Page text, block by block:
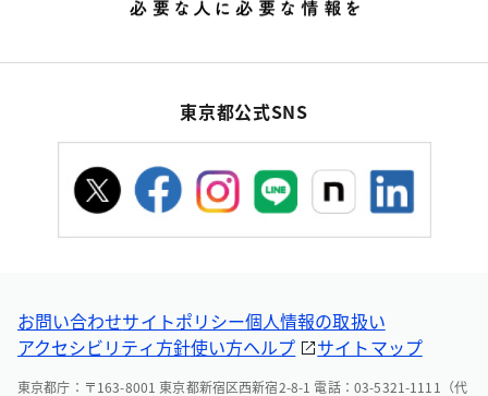
東京都公式SNS
お問い合わせサイトポリシー個人情報の取扱い
アクセシビリティ方針使い方ヘルプ サイトマップ
東京都庁：〒163-8001 東京都新宿区西新宿2-8-1 電話：03-5321-1111（代